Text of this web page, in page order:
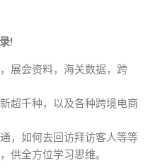
!
展会资料，海关数据，跨
超千种，以及各种跨境电商
，如何去回访拜访客人等等
供全方位学习思维。